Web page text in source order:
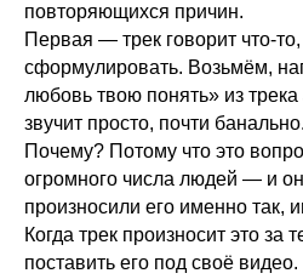
повторяющихся причин.
Первая — трек говорит что-
сформулировать. Возьмём,
любовь твою понять» из
звучит просто, почти
Почему? Потому что это
огромного числа людей — и
произносили его именно так,
Когда трек произносит это
поставить его под своё